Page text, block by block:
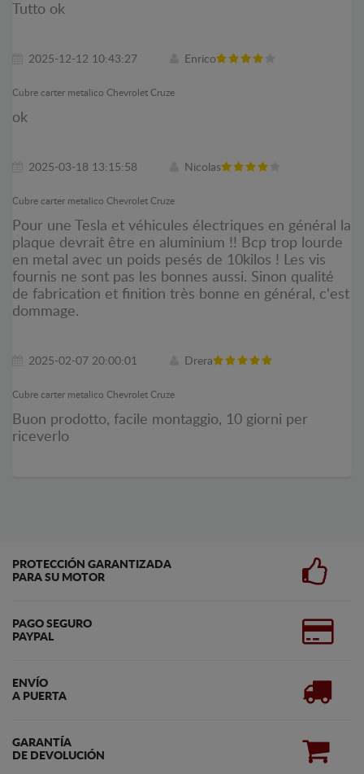
Tutto ok
2025-12-12 10:43:27 Enrico
Cubre carter metalico Chevrolet Cruze
ok
2025-03-18 13:15:58 Nicolas
Cubre carter metalico Chevrolet Cruze
Pour une Tesla et véhicules électriques en général la
plaque devrait être en aluminium !! Bcp trop lourde
en metal avec un poids pesés de 10kilos ! Les vis
fournis ne sont pas les bonnes aussi. Sinon qualité
de fabrication et finition très bonne en général, c'est
dommage.
2025-02-07 20:00:01 Drera
Cubre carter metalico Chevrolet Cruze
Buon prodotto, facile montaggio, 10 giorni per
riceverlo
PROTECCIÓN GARANTIZADA
PARA SU MOTOR
PAGO SEGURO
PAYPAL
ENVÍO
A PUERTA
GARANTÍA
DE DEVOLUCIÓN